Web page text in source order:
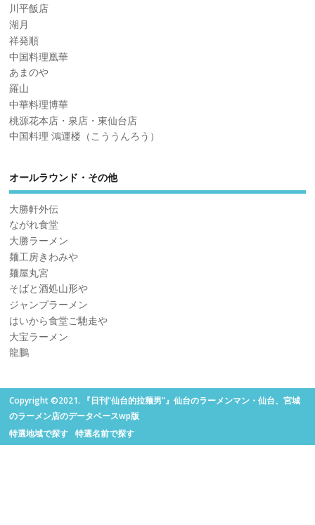
川平飯店
湖月
祥発順
中国料理凰華
あまのや
羅山
中華料理博華
桃源花本店・泉店・東仙台店
中国料理 鴻運楼（こううんろう）
オールラウンド・その他
大勝軒外伝
ながれ食堂
大勝ラーメン
麺工房きわみや
麺屋丸宮
そばと酒処山形や
ジャンプラーメン
はいから食堂ご馳走や
大宝ラーメン
龍鵬
Copyright ©2021. 『日刊“仙台的拉麺男”』仙台のラーメンマン・仙台、宮城
のラーメン店のデータベースwp版
特選地域で探す
特選名前で探す